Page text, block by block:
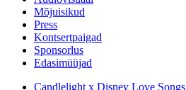
Mõjuisikud
Press
Kontsertpaigad
Sponsorlus
Edasimüüjad
Candlelight x Disney Love Songs